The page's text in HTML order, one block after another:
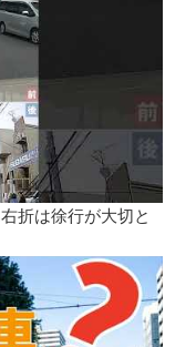
右折は徐行が大切と